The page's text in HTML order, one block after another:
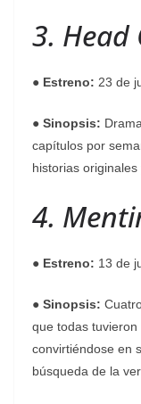
3. Head
● Estreno: 23 de
● Sinopsis:
capítulos por
historias
4.
● Estreno: 13 de
● Sinopsis:
que todas tuvieron
convirtiéndose en
búsqueda de la